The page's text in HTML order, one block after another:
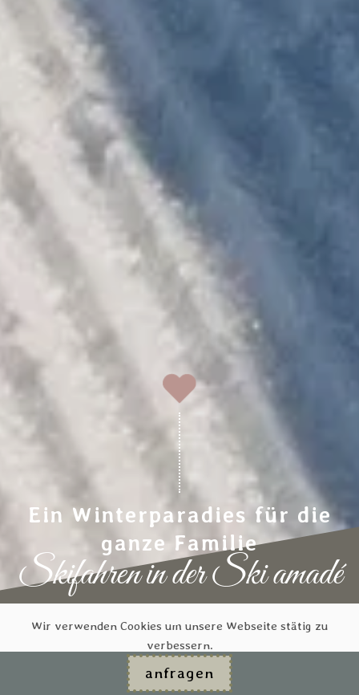
Ein Winterparadies für die
ganze Familie
Skifahren in der Ski amadé
anfragen
unverbindlich Anfragen
Wir verwenden Cookies um unsere Webseite stätig zu
verbessern.
Alles Akzeptieren, weiter
Einstellungen ändern